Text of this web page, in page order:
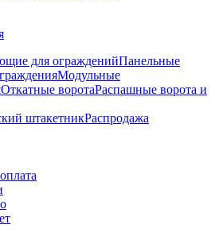
для огражденийПанельные
Модульные
Откатные воротаРаспашные ворота и
штакетникРаспродажа